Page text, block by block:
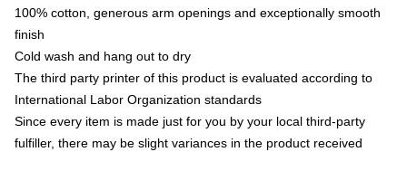
100% cotton, generous arm openings and exceptionally smooth
finish
Cold wash and hang out to dry
The third party printer of this product is evaluated according to
International Labor Organization standards
Since every item is made just for you by your local third-party
fulfiller, there may be slight variances in the product received